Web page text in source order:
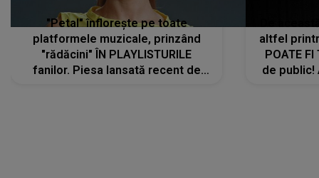
"Petal" înflorește pe toate
platformele muzicale, prinzând
"rădăcini" ÎN PLAYLISTURILE
fanilor. Piesa lansată recent de
altfel
POATE FI
de public!